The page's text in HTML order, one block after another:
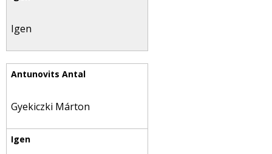
Igen
Gyekiczki Márton